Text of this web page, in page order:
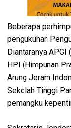
Beberapa
pengukuhan
Diantaranya APGI
HPI (Himpunan
Arung Jeram
Sekolah Tinggi
pemangku